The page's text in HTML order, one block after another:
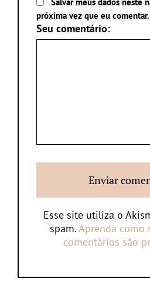
próxima vez que eu comentar.
Seu comentário:
Esse site utiliza o
spam.Aprenda como
comentários são